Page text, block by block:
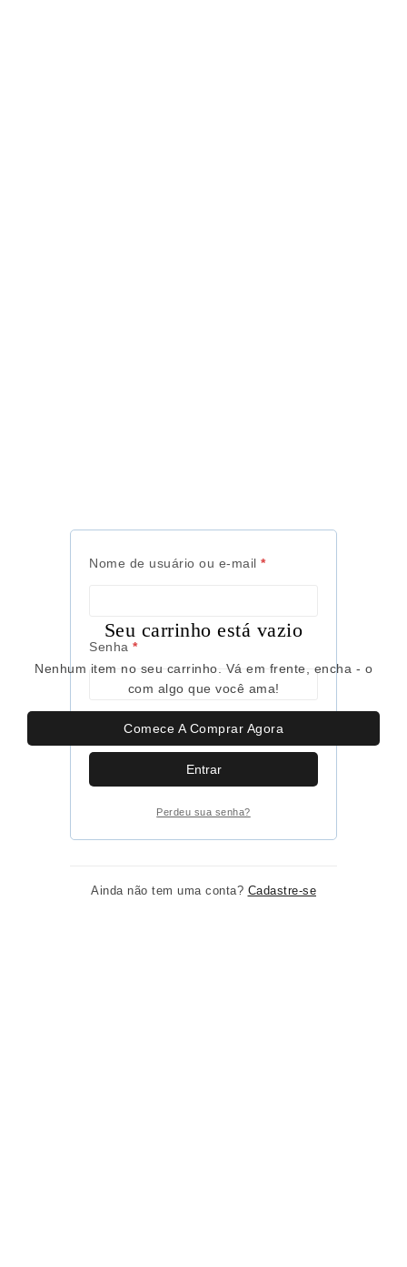
Nome de usuário ou e-mail *
Senha *
Lembre-me
Entrar
Perdeu sua senha?
Ainda não tem uma conta? Cadastre-se
Seu carrinho está vazio
Nenhum item no seu carrinho. Vá em frente, encha - o
com algo que você ama!
Comece A Comprar Agora